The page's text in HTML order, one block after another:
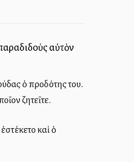
αὐτὸν
ὁ προδότης του.
ζητεῖτε.
καὶ ὁ